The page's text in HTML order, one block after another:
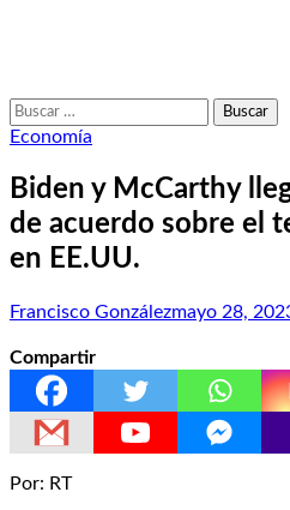
Buscar:
Economía
Biden y McCarthy
de acuerdo sobre el
en EE.UU.
Francisco Gonzálezmayo 28,
Compartir
Por: RT